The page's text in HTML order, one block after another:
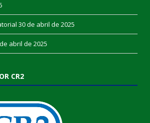
30 de abril de 2025
abril de 2025
CR2